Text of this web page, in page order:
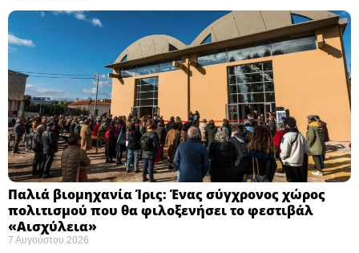
Παλιά βιομηχανία Ίρις: Ένας σύγχρονος χώρος
πολιτισμού που θα φιλοξενήσει το φεστιβάλ
«Αισχύλεια» ​
7 Αυγούστου 2026